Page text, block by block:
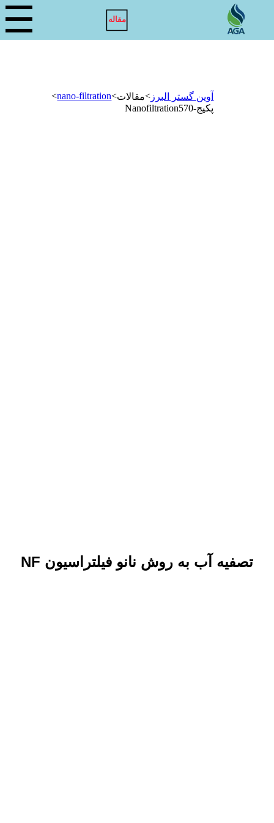
مقاله ☰
تصفیه آب به روش نانو فیلتراسیون NF
آوین گستر البرز >مقالات>
nano-filtration
>
پکیج-Nanofiltration570